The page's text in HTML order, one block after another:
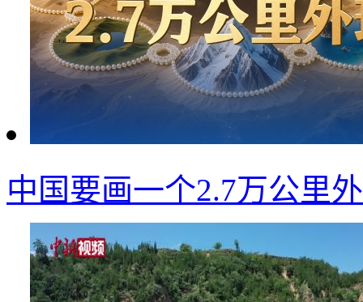
中国要画一个2.7万公里